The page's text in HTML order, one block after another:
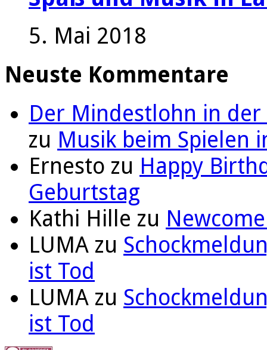
5. Mai 2018
Neuste Kommentare
Der Mindestlohn in der
zu Musik beim Spielen
Ernesto zu Happy
Geburtstag
Kathi Hille zu
LUMA zu
ist Tod
LUMA zu
ist Tod